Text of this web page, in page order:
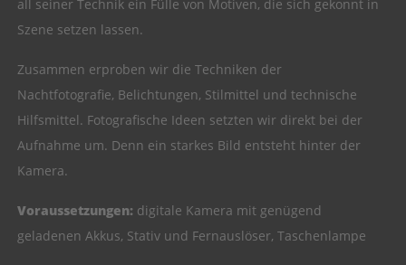
all seiner Technik ein Fülle von Motiven, die sich gekonnt in
Szene setzen lassen.
Zusammen erproben wir die Techniken der
Nachtfotografie, Belichtungen, Stilmittel und technische
Hilfsmittel. Fotografische Ideen setzten wir direkt bei der
Aufnahme um. Denn ein starkes Bild entsteht hinter der
Kamera.
Voraussetzungen: digitale Kamera mit genügend
geladenen Akkus, Stativ und Fernauslöser, Taschenlampe